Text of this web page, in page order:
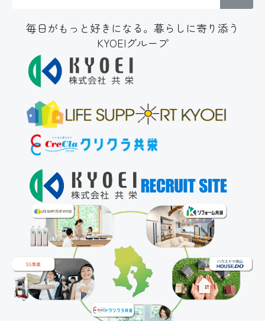
毎日がもっと好きになる。暮らしに寄り添う
KYOEIグループ